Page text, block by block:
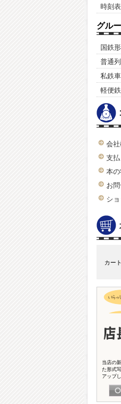
時刻表
グル
国鉄
普通
私鉄
軽便
会
支
本
お
シ
カー
当店の
た形式
アップ